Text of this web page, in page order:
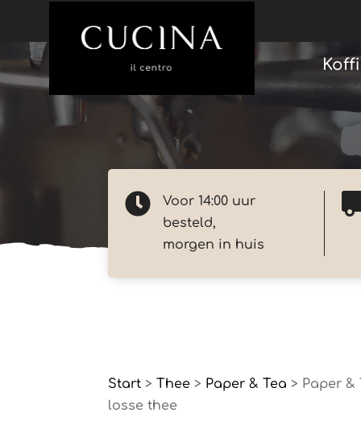

Voor 14:00 uur
besteld,
morgen in huis
Start >Thee > Paper & Tea > Paper &
losse thee